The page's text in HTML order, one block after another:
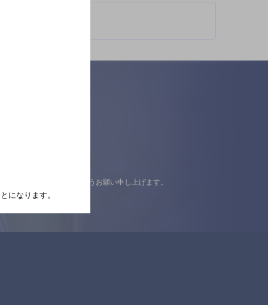
の上ご来店くださいますようお願い申し上げます。
になります。